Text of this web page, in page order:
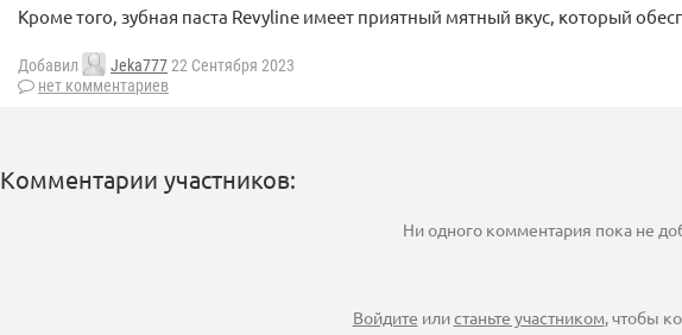
Кроме того, зубная паста Revyline имеет приятный мятный вкус, который
Добавил Jeka77722 Сентября 2023
нет комментариев
Комментарии участников:
Ни одного комментария пока не
Войдите илистаньте участником, чтобы